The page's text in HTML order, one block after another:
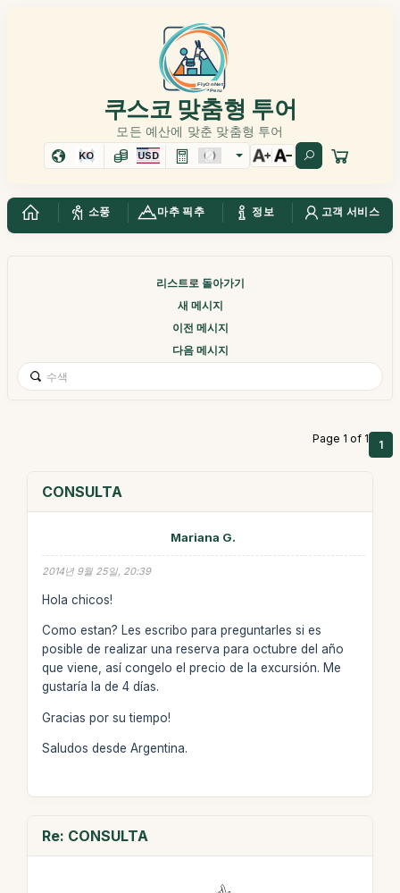
쿠스코 맞춤형 투어
모든 예산에 맞춘 맞춤형 투어
KO USD
소풍 마추 픽추 정보 고객 서비스
리스트로 돌아가기
새 메시지
이전 메시지
다음 메시지
Page 1 of 1 1
CONSULTA
Mariana G.
2014년 9월 25일, 20:39
Hola chicos!
Como estan? Les escribo para preguntarles si es
posible de realizar una reserva para octubre del año
que viene, así congelo el precio de la excursión. Me
gustaría la de 4 días.
Gracias por su tiempo!
Saludos desde Argentina.
Re: CONSULTA